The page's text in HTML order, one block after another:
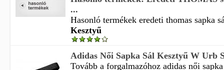
...
Hasonló termékek eredeti thomas sapka
Kesztyű
Adidas Női Sapka Sál Kesztyű W Urb
Tovább a forgalmazóhoz adidas női